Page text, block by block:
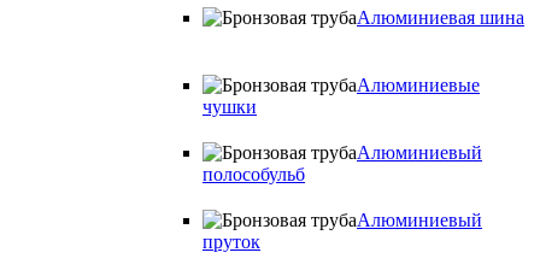
Алюминиевая шина
Алюминиевые
чушки
Алюминиевый
полособульб
Алюминиевый
пруток